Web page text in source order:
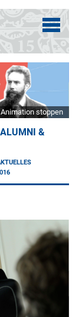
Animation stoppen
&